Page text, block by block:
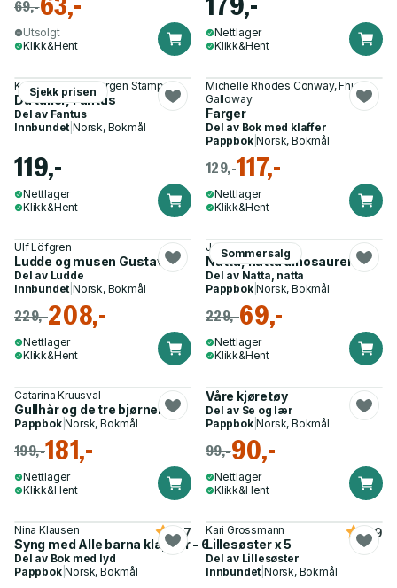
69,-
Utsolgt
Klikk&Hent
Nettlager
Klikk&Hent
Sjekk prisen
Knut Næsheim, Jørgen Stamp
Du tuller, Fantus
Del av Fantus
Innbundet |Norsk, Bokmål
119,-
Nettlager
Klikk&Hent
Michelle Rhodes Conway, Fhiona
Galloway
Farger
Del av Bok med klaffer
Pappbok|Norsk, Bokmål
129,-117,-
Nettlager
Klikk&Hent
Ulf Löfgren
Ludde og musen Gustav
Del av Ludde
Innbundet |Norsk, Bokmål
229,-208,-
Nettlager
Klikk&Hent
Sommersalg
Jean Claude
Natta, natta dinosaurer
Del av Natta, natta
Pappbok|Norsk, Bokmål
229,-69,-
Nettlager
Klikk&Hent
Catarina Kruusval
Gullhår og de tre bjørnene
Pappbok|Norsk, Bokmål
199,-181,-
Nettlager
Klikk&Hent
Våre kjøretøy
Del av Se og lær
Pappbok|Norsk, Bokmål
99,-90,-
Nettlager
Klikk&Hent
Nina Klausen
Syng med Alle barna klapper - 6 barnesanger
4.7
Del av Bok med lyd
Pappbok|Norsk, Bokmål
Kari Grossmann
Lillesøster x 5
4.9
Del av Lillesøster
Innbundet |Norsk, Bokmål